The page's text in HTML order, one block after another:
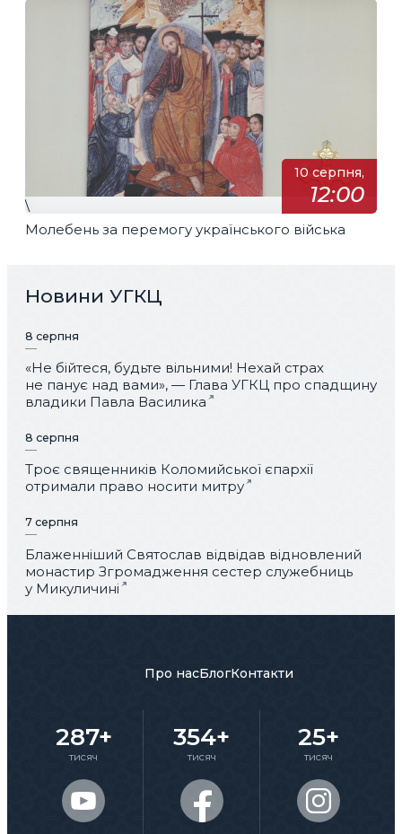
10 серпня,
12:00
\
Молебень за перемогу українського війська
Новини УГКЦ
8 серпня
«Не бійтеся, будьте вільними! Нехай страх
не панує над вами», — Глава УГКЦ про спадщину
владики Павла Василика
8 серпня
Троє священників Коломийської єпархії
отримали право носити митру
7 серпня
Блаженніший Святослав відвідав відновлений
монастир Згромадження сестер служебниць
у Микуличині
Про насБлогКонтакти
287+
тисяч
354+
тисяч
25+
тисяч